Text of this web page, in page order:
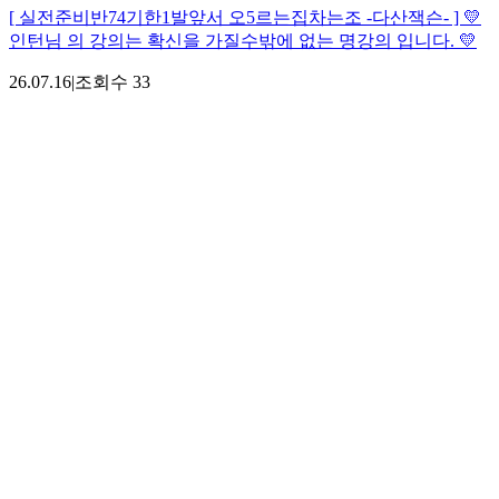
[ 실전준비반74기한1발앞서 오5르는집차는조 -다산잭슨- ] 💛
인턴님 의 강의는 확신을 가질수밖에 없는 명강의 입니다. 💛
26.07.16|조회수 33